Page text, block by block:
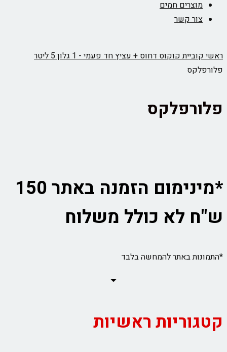
מוצרים חמים
צור קשר
ראשיקוביית קוקוס דחוס + עציץ חד פעמי - 1 גלון 5 ליטר
פלורפלקס
פלורפלקס
*מינימום הזמנה באתר 150
ש"ח לא כולל משלוח
*התמונות באתר להמחשה בלבד
קטגוריות ראשיות